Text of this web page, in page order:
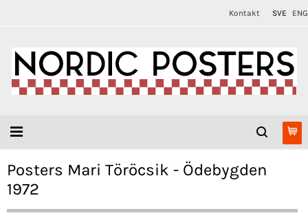
Kontakt SVE ENG
Posters Mari Töröcsik - Ödebygden
1972